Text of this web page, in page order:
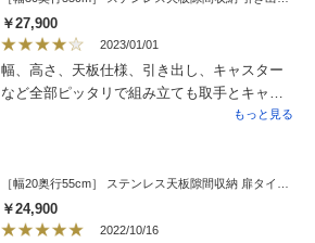
￥27,900
2023/01/01
幅、高さ、天板仕様、引き出し、キャスター
など全部ピッタリで組み立ても取手とキャス
ターをつけるのみでしたので女性でも20分程
あった方が良かったと思います。後、お値段
が高めに思います。全体壁の厚さももう少し
薄い方が良かったです。今まで同じような形
もっと見る
￥24,900
2022/10/16